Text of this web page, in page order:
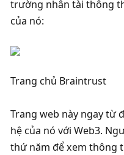
trường nhân tài thông
của nó:
Trang chủ Braintrust
Trang web này ngay từ
hệ của nó với Web3.
thứ năm để xem thông